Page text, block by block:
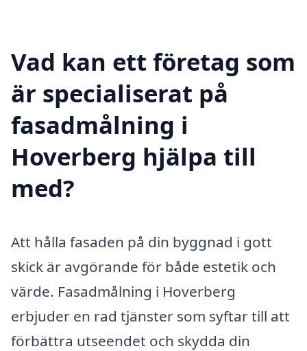
Vad kan ett företag som
är specialiserat på
fasadmålning i
Hoverberg hjälpa till
med?
Att hålla fasaden på din byggnad i gott
skick är avgörande för både estetik och
värde. Fasadmålning i Hoverberg
erbjuder en rad tjänster som syftar till att
förbättra utseendet och skydda din